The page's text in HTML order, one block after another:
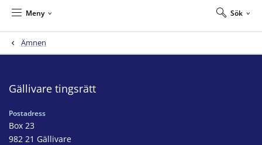
Sök
Meny
Ämnen
Gällivare tingsrätt
Postadress
Box 23
982 21 Gällivare